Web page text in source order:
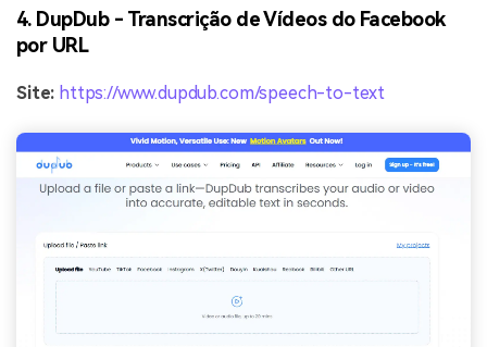
4. DupDub - Transcrição de Vídeos do Facebook
por URL
Site: https://www.dupdub.com/speech-to-text